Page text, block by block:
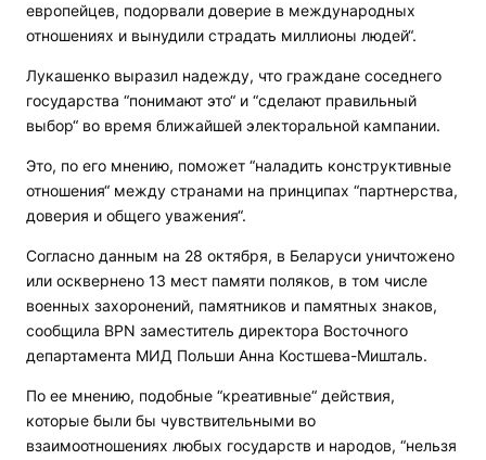
европейцев, подорвали доверие в международных
отношениях и вынудили страдать миллионы людей“.
Лукашенко выразил надежду, что граждане соседнего
государства “понимают это“ и “сделают правильный
выбор“ во время ближайшей электоральной кампании.
Это, по его мнению, поможет “наладить конструктивные
отношения“ между странами на принципах “партнерства,
доверия и общего уважения“.
Согласно данным на 28 октября, в Беларуси уничтожено
или осквернено 13 мест памяти поляков, в том числе
военных захоронений, памятников и памятных знаков,
сообщила BPN заместитель директора Восточного
департамента МИД Польши Анна Костшева-Мишталь.
По ее мнению, подобные “креативные“ действия,
которые были бы чувствительными во
взаимоотношениях любых государств и народов, “нельзя